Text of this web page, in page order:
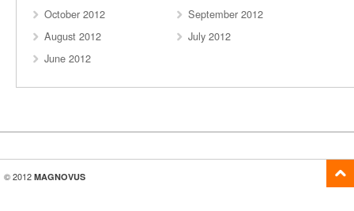
October 2012
September 2012
August 2012
July 2012
June 2012
© 2012 MAGNOVUS